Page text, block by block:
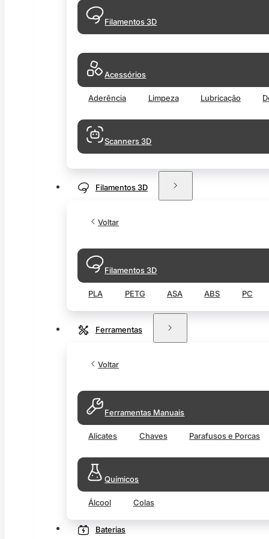
Filamentos 3D
Acessórios
Aderência Limpeza Lubricação
Scanners 3D
Filamentos 3D
Voltar
Filamentos 3D
PLA PETG ASA ABS PC
Ferramentas
Voltar
Ferramentas Manuais
Alicates Chaves Parafusos e Porcas
Químicos
Álcool Colas
Baterias